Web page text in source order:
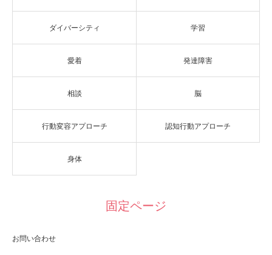
ダイバーシティ 学習
愛着 発達障害
相談 脳
行動変容アプローチ 認知行動アプローチ
身体
固定ページ
お問い合わせ